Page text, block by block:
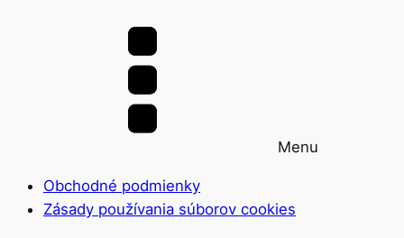
Menu
Obchodné podmienky
Zásady používania súborov cookies